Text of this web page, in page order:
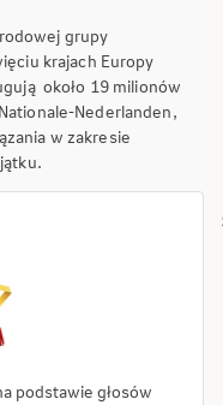
grupy
krajach Europy
około 19 milionów
Nederlanden,
w zakresie
podstawie głosów